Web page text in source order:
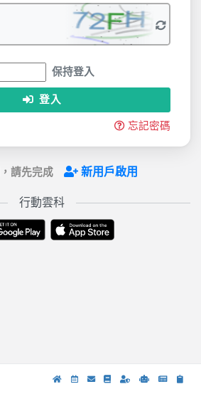
保持登入
登入
忘記密碼
請先完成 新用戶啟用
行動雲科